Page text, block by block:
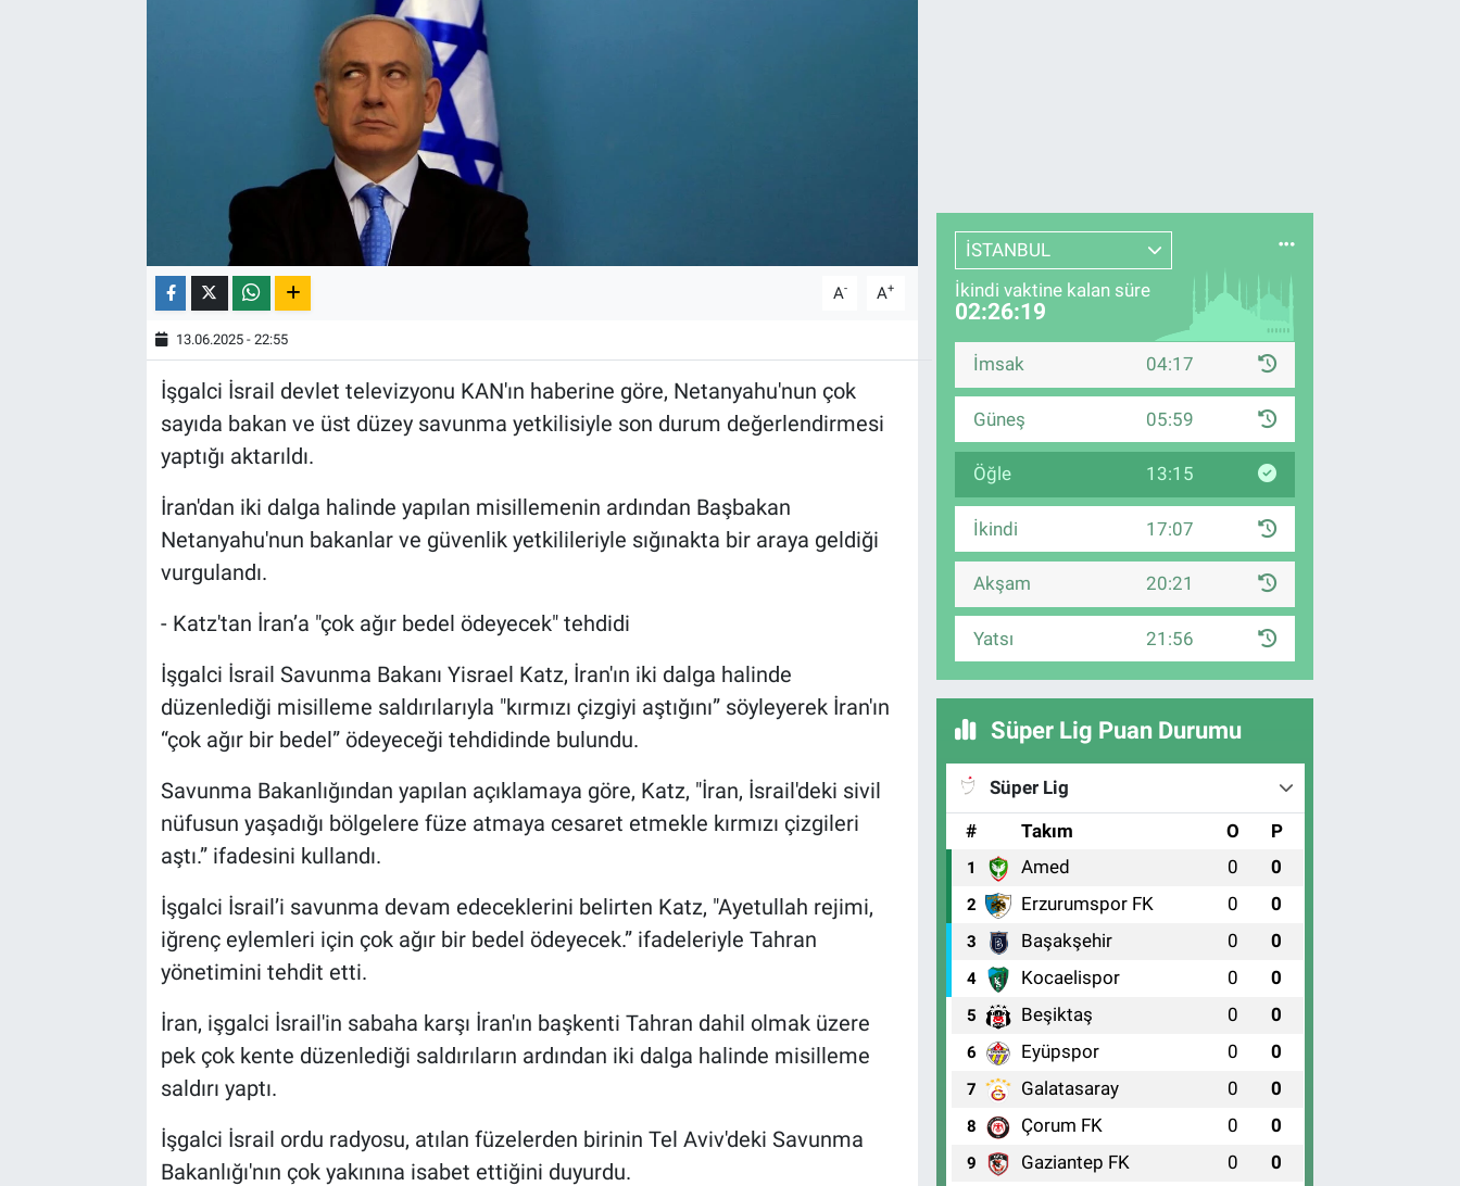
A- A+
13.06.2025 - 22:55
İşgalci İsrail devlet televizyonu KAN'ın haberine göre, Netanyahu'nun çok
sayıda bakan ve üst düzey savunma yetkilisiyle son durum değerlendirmesi
yaptığı aktarıldı.
İran'dan iki dalga halinde yapılan misillemenin ardından Başbakan
Netanyahu'nun bakanlar ve güvenlik yetkilileriyle sığınakta bir araya geldiği
vurgulandı.
- Katz'tan İran’a "çok ağır bedel ödeyecek" tehdidi
İşgalci İsrail Savunma Bakanı Yisrael Katz, İran'ın iki dalga halinde
düzenlediği misilleme saldırılarıyla "kırmızı çizgiyi aştığını” söyleyerek İran'ın
“çok ağır bir bedel” ödeyeceği tehdidinde bulundu.
Savunma Bakanlığından yapılan açıklamaya göre, Katz, "İran, İsrail'deki sivil
nüfusun yaşadığı bölgelere füze atmaya cesaret etmekle kırmızı çizgileri
aştı.” ifadesini kullandı.
İşgalci İsrail’i savunma devam edeceklerini belirten Katz, "Ayetullah rejimi,
iğrenç eylemleri için çok ağır bir bedel ödeyecek.” ifadeleriyle Tahran
yönetimini tehdit etti.
İran, işgalci İsrail'in sabaha karşı İran'ın başkenti Tahran dahil olmak üzere
pek çok kente düzenlediği saldırıların ardından iki dalga halinde misilleme
saldırı yaptı.
İşgalci İsrail ordu radyosu, atılan füzelerden birinin Tel Aviv'deki Savunma
Bakanlığı'nın çok yakınına isabet ettiğini duyurdu.
İSTANBUL
İkindi vaktine kalan süre
02:26:18
İmsak 04:17
Güneş 05:59
Öğle 13:15
İkindi 17:07
Akşam 20:21
Yatsı 21:56
Süper Lig Puan Durumu
Süper Lig
#
Takım O P
1 Amed 0 0
2 Erzurumspor FK 0 0
3 Başakşehir 0 0
4 Kocaelispor 0 0
5 Beşiktaş 0 0
6 Eyüpspor 0 0
7 Galatasaray 0 0
8 Çorum FK 0 0
9 Gaziantep FK 0 0